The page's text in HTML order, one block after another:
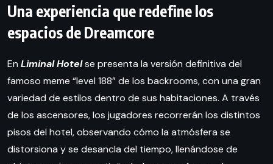
Una experiencia que redefine los
espacios de Dreamcore
En Liminal Hotelse presenta la versión definitiva del
famoso meme “level 188” de los backrooms, con una gran
variedad de estilos dentro de sus habitaciones. A través
de los ascensores, los jugadores recorrerán los distintos
pisos del hotel, observando cómo la atmósfera se
distorsiona y se desancla del tiempo, llenándose de